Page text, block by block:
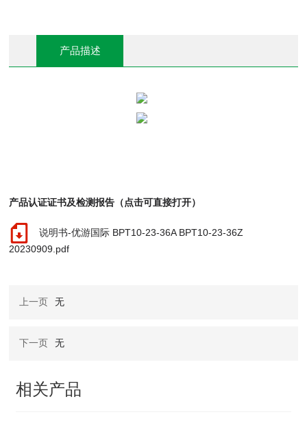
产品描述
产品认证证书及检测报告（点击可直接打开）
说明书-优游国际 BPT10-23-36A BPT10-23-36Z
20230909.pdf
上一页 无
下一页 无
相关产品